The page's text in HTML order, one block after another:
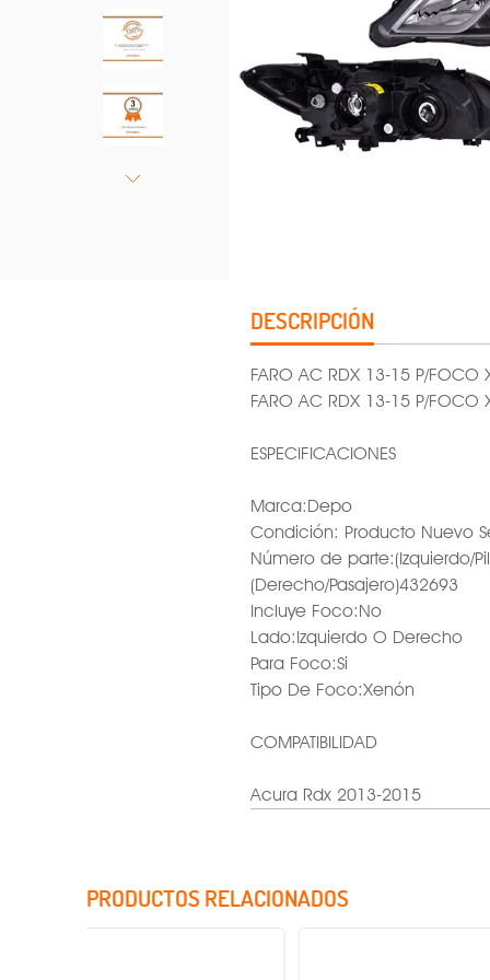
DESCRIPCIÓN
FARO AC RDX 13-15 P/FOCO
FARO AC RDX 13-15 P/FOCO
ESPECIFICACIONES
Marca:Depo
Condición: Producto Nuevo
Número de parte:(Izquierdo/
(Derecho/Pasajero)432693
Incluye Foco:No
Lado:Izquierdo O Derecho
Para Foco:Si
Tipo De Foco:Xenón
COMPATIBILIDAD
Acura Rdx 2013-2015
PRODUCTOS RELACIONADOS